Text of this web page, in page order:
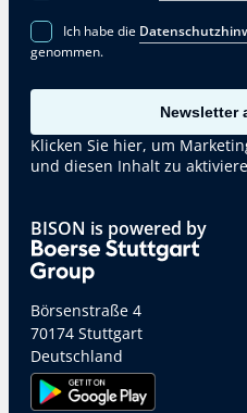
BISON is powered by
Börsenstraße 4
70174 Stuttgart
Deutschland
Ich habe die
genommen.
Newsletter
Klicken Sie hier, um
und diesen Inhalt zu